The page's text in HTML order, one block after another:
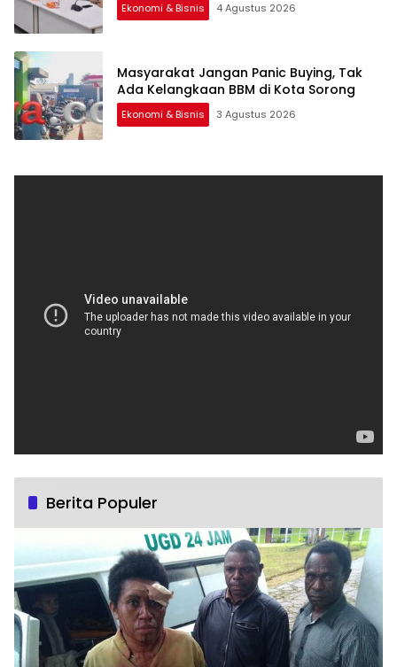
Ekonomi & Bisnis 4 Agustus 2026
Masyarakat Jangan Panic Buying, Tak
Ada Kelangkaan BBM di Kota Sorong
Ekonomi & Bisnis 3 Agustus 2026
Berita Populer